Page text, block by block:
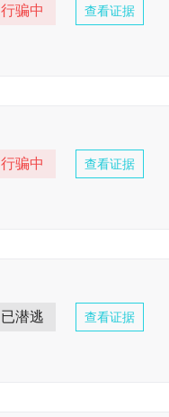
行骗中 查看证据
行骗中 查看证据
已潜逃 查看证据